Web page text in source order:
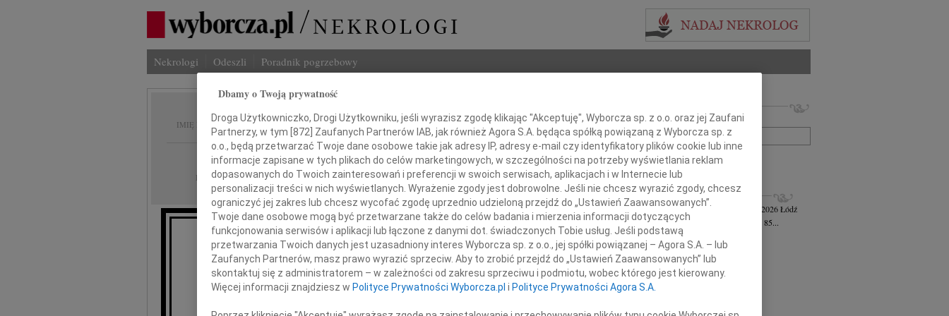
Nekrologi Odeszli Poradnik pogrzebowy
IMIĘ I NAZWISKO: Ewa Sułkowska-Bierezin
REGION: Łódź
DATA EMISJI: 17.07.2013
Z głębokim żalem żegnam
Imię i nazwisko lub numer ogłoszenia:
+ szukanie zaawansowane
INNE NEKROLOGI
Czesława Jankiewicz-Ferszt wiek: 85 23.07.2026Łódź
Z głębokim żalem zawiadamiam, że w wieku 85...
Andrzej Szereda 14.07.2026
W dniu 8 lipca 2026 roku odszedł od nas...
Marek Styczyński
28.05.2026
Z głębokim smutkiem i żalem przyjęliśmy...
Bartosz Gwizdała
Dzisiaj mija dziesięć lat od dnia, kiedy...
Dbamy o Twoją prywatność
Droga Użytkowniczko, Drogi Użytkowniku, jeśli wyrazisz zgodę klikając "Akceptuję", Wyborcza sp. z o.o. oraz jej Zaufani
Partnerzy, w tym [872] Zaufanych Partnerów IAB, jak również Agora S.A. będąca spółką powiązaną z Wyborcza sp. z
o.o., będą przetwarzać Twoje dane osobowe takie jak adresy IP, adresy e-mail czy identyfikatory plików cookie lub inne
informacje zapisane w tych plikach do celów marketingowych, w szczególności na potrzeby wyświetlania reklam
dopasowanych do Twoich zainteresowań i preferencji w swoich serwisach, aplikacjach i w Internecie lub
personalizacji treści w nich wyświetlanych. Wyrażenie zgody jest dobrowolne. Jeśli nie chcesz wyrazić zgody, chcesz
ograniczyć jej zakres lub chcesz wycofać zgodę uprzednio udzieloną przejdź do „Ustawień Zaawansowanych”.
Twoje dane osobowe mogą być przetwarzane także do celów badania i mierzenia informacji dotyczących
funkcjonowania serwisów i aplikacji lub łączone z danymi dot. świadczonych Tobie usług. Jeśli podstawą
przetwarzania Twoich danych jest uzasadniony interes Wyborcza sp. z o.o., jej spółki powiązanej – Agora S.A. – lub
Zaufanych Partnerów, masz prawo wyrazić sprzeciw. Aby to zrobić przejdź do „Ustawień Zaawansowanych” lub
skontaktuj się z administratorem – w zależności od zakresu sprzeciwu i podmiotu, wobec którego jest kierowany.
Więcej informacji znajdziesz w Polityce Prywatności Wyborcza.pl i Polityce Prywatności Agora S.A.